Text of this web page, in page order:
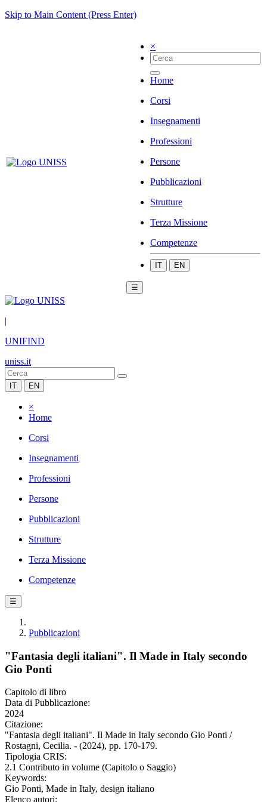
Skip to Main Content (Press Enter)
×
Home
Corsi
Insegnamenti
Professioni
Persone
Pubblicazioni
Strutture
Terza Missione
Competenze
IT EN
☰
|
UNIFIND
uniss.it
IT EN
×
Home
Corsi
Insegnamenti
Professioni
Persone
Pubblicazioni
Strutture
Terza Missione
Competenze
☰
Pubblicazioni
"Fantasia degli italiani". Il Made in Italy secondo
Gio Ponti
Capitolo di libro
Data di Pubblicazione:
2024
Citazione:
"Fantasia degli italiani". Il Made in Italy secondo Gio Ponti /
Rostagni, Cecilia. - (2024), pp. 170-179.
Tipologia CRIS:
2.1 Contributo in volume (Capitolo o Saggio)
Keywords:
Gio Ponti, Made in Italy, design italiano
Elenco autori: